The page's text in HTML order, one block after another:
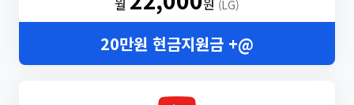
월 원 (LG)
20만원 현금지원금 +@